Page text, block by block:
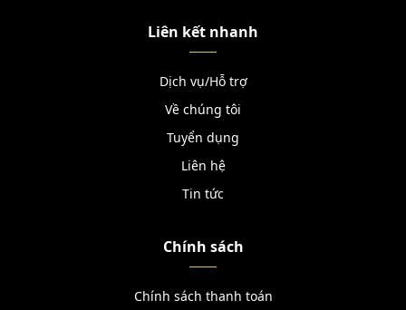
Liên kết nhanh
Dịch vụ/Hỗ trợ
Về chúng tôi
Tuyển dụng
Liên hệ
Tin tức
Chính sách
Chính sách thanh toán